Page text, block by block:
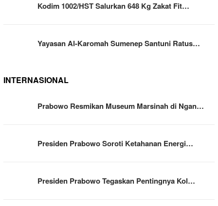
Kodim 1002/HST Salurkan 648 Kg Zakat Fit…
Yayasan Al-Karomah Sumenep Santuni Ratus…
INTERNASIONAL
Prabowo Resmikan Museum Marsinah di Ngan…
Presiden Prabowo Soroti Ketahanan Energi…
Presiden Prabowo Tegaskan Pentingnya Kol…